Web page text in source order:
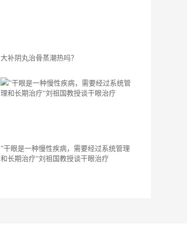
大补阴丸治骨蒸潮热吗？
”干眼是一种慢性疾病，需要经过系统管理
和长期治疗“刘祖国教授谈干眼治疗